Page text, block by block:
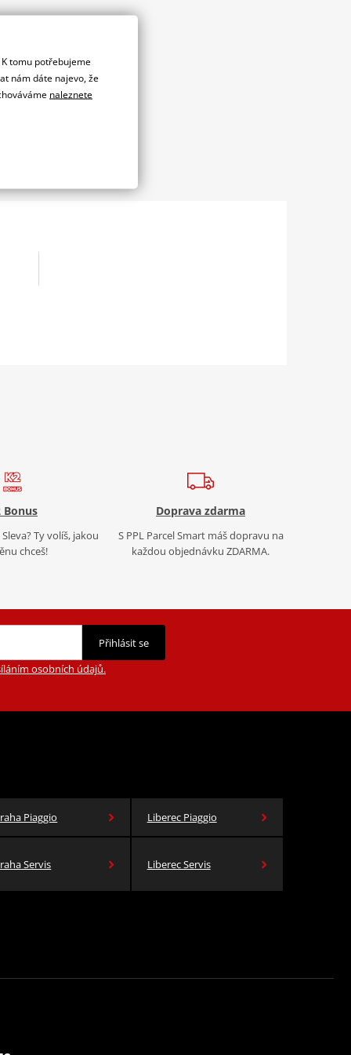
Bonus
Ty volíš, jakou
chceš!
Doprava zdarma
S PPL Parcel Smart máš dopravu na
každou objednávku ZDARMA.
Přihlásit se
osobních údajů.
Piaggio Liberec Piaggio
Servis Liberec Servis
tomu potřebujeme
nám dáte najevo, že
naleznete